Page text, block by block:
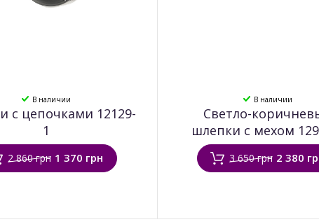
В наличии
с цепочками 12129-
1
2 860 грн 1 370 грн
В наличии
Светло-
шлепки с мехом
3 650 грн 2 380